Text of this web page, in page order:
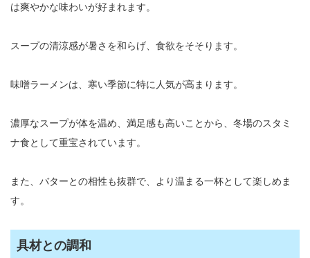
は爽やかな味わいが好まれます。
スープの清涼感が暑さを和らげ、食欲をそそります。
味噌ラーメンは、寒い季節に特に人気が高まります。
濃厚なスープが体を温め、満足感も高いことから、冬場のスタミ
ナ食として重宝されています。
また、バターとの相性も抜群で、より温まる一杯として楽しめま
す。
具材との調和